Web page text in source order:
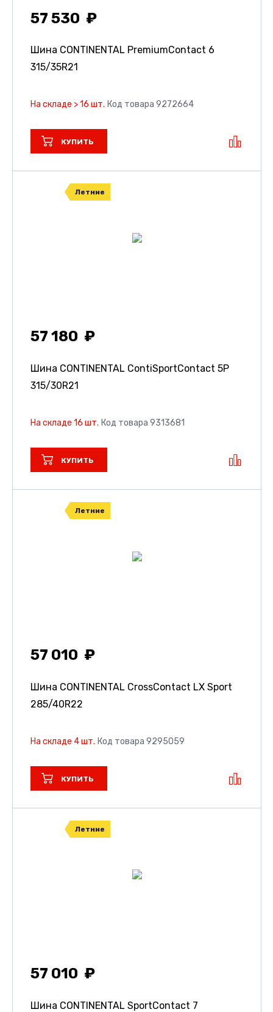
57 530
Шина CONTINENTAL PremiumContact 6
315/35R21
На складе > 16 шт. Код товара 9272664
КУПИТЬ
Летние
57 180
Шина CONTINENTAL ContiSportContact 5P
315/30R21
На складе 16 шт. Код товара 9313681
КУПИТЬ
Летние
57 010
Шина CONTINENTAL CrossContact LX Sport
285/40R22
На складе 4 шт. Код товара 9295059
КУПИТЬ
Летние
57 010
Шина CONTINENTAL SportContact 7